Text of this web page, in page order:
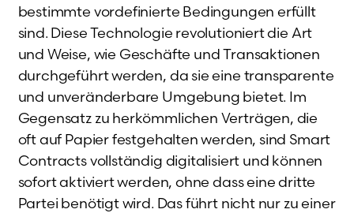
bestimmte vordefinierte Bedingungen erfüllt
sind. Diese Technologie revolutioniert die Art
und Weise, wie Geschäfte und Transaktionen
durchgeführt werden, da sie eine transparente
und unveränderbare Umgebung bietet. Im
Gegensatz zu herkömmlichen Verträgen, die
oft auf Papier festgehalten werden, sind Smart
Contracts vollständig digitalisiert und können
sofort aktiviert werden, ohne dass eine dritte
Partei benötigt wird. Das führt nicht nur zu einer